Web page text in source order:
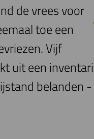
de vrees voor
toe een
Vijf
uit een
belanden